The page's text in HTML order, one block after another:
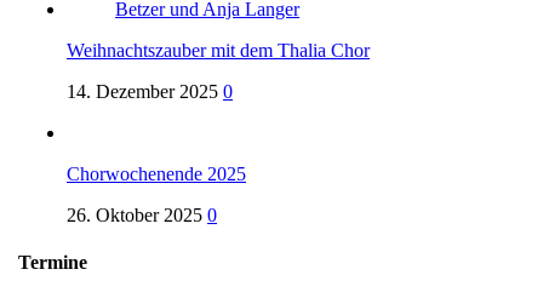
Weihnachtszauber mit dem Thalia Chor
14. Dezember 2025 0
Chorwochenende 2025
26. Oktober 2025 0
Termine